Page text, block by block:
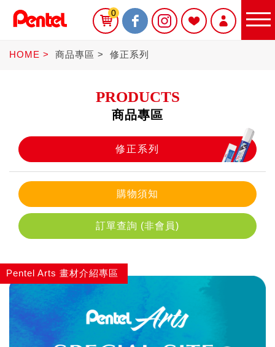
限定商品
書寫筆
Sterling
自動鉛筆芯
0
HOME 商品專區 修正系列
PRODUCTS
商品專區
修正系列
購物須知
訂單查詢 (非會員)
Pentel Arts 畫材介紹專區